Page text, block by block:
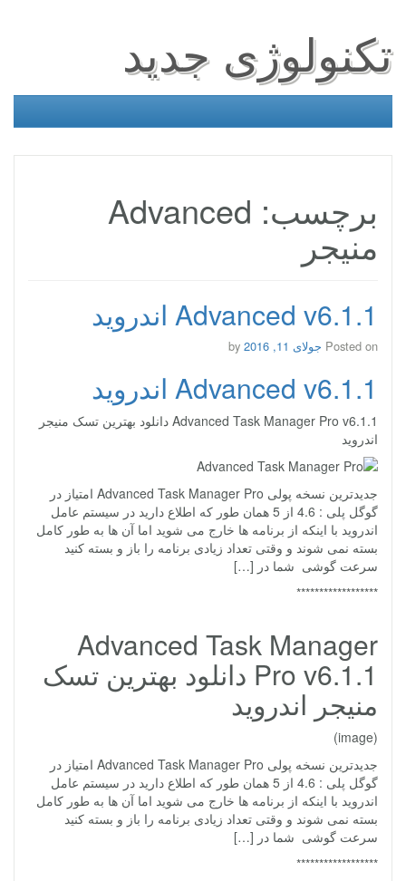
تکنولوژی جدید
برچسب: Advanced
منیجر
Advanced v6.1.1 اندروید
Posted on جولای 11, 2016
Advanced v6.1.1 اندروید
Advanced Task Manager Pro v6.1.1 دانلود بهترین تسک منیجر
اندروید
جدیدترین نسخه پولی Advanced Task Manager Pro امتیاز در
گوگل پلی : 4.6 از 5 همان طور که اطلاع دارید در سیستم عامل
اندروید با اینکه از برنامه ها خارج می شوید اما آن ها به طور کامل
بسته نمی شوند و وقتی تعداد زیادی برنامه را باز و بسته کنید
سرعت گوشی شما در […]
******************
Advanced Task Manager
Pro v6.1.1 دانلود بهترین تسک
منیجر اندروید
(image)
جدیدترین نسخه پولی Advanced Task Manager Pro امتیاز در
گوگل پلی : 4.6 از 5 همان طور که اطلاع دارید در سیستم عامل
اندروید با اینکه از برنامه ها خارج می شوید اما آن ها به طور کامل
بسته نمی شوند و وقتی تعداد زیادی برنامه را باز و بسته کنید
سرعت گوشی شما در […]
******************